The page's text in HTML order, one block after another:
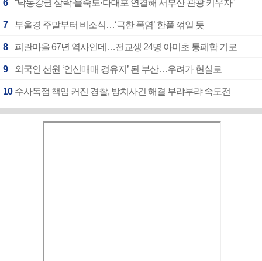
6 “낙동강권 삼락·을숙도·다대포 연결해 서부산 관광 키우자”
7 부울경 주말부터 비소식…‘극한 폭염’ 한풀 꺾일 듯
8 피란마을 67년 역사인데…전교생 24명 아미초 통폐합 기로
9 외국인 선원 ‘인신매매 경유지’ 된 부산…우려가 현실로
10 수사독점 책임 커진 경찰, 방치사건 해결 부랴부랴 속도전